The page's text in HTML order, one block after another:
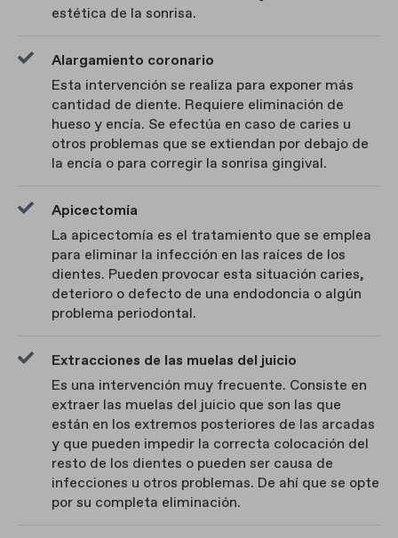
estética de la sonrisa.
Alargamiento coronario
Esta intervención se realiza para exponer más
cantidad de diente. Requiere eliminación de
hueso y encía. Se efectúa en caso de caries u
otros problemas que se extiendan por debajo de
la encía o para corregir la sonrisa gingival.
Apicectomía
La apicectomía es el tratamiento que se emplea
para eliminar la infección en las raíces de los
dientes. Pueden provocar esta situación caries,
deterioro o defecto de una endodoncia o algún
problema periodontal.
Extracciones de las muelas del juicio
Es una intervención muy frecuente. Consiste en
extraer las muelas del juicio que son las que
están en los extremos posteriores de las arcadas
y que pueden impedir la correcta colocación del
resto de los dientes o pueden ser causa de
infecciones u otros problemas. De ahí que se opte
por su completa eliminación.